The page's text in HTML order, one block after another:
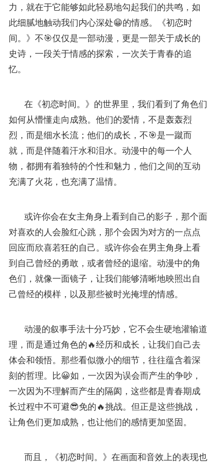
力，就在于它能够如此轻易地勾起我们的共鸣，如
此细腻地触动我们内心深处😁的情感。《初恋时
间。》不🎯仅仅是一部动漫，更是一部关于成长的
史诗，一段关于情感的探索，一次关于青春的追
忆。
在《初恋时间。》的世界里，我们看到了角色们
如何从懵懂走向成熟。他们的爱情，不是轰轰烈
烈，而是细水长流；他们的成长，不🎯是一蹴而
就，而是伴随着汗水和泪水。动漫中的每一个人
物，都拥有着独特的个性和魅力，他们之间的互动
充满了火花，也充满了温情。
或许你会在女主角身上看到自己的影子，那个面
对喜欢的人会脸红心跳，那个会因为对方的一点点
回应而欣喜若狂的自己。或许你会在男主角身上看
到自己曾经的勇敢，或者曾经的退缩。动漫中的角
色们，就像一面镜子，让我们能够清晰地映照出自
己曾经的模样，以及那些被时光掩埋的情感。
动漫的叙事手法十分巧妙，它不会生硬地灌输道
理，而是通过角色的🔥经历和成长，让我们自己去
体会和领悟。那些看似微小的细节，往往蕴含着深
刻的哲理。比😀如，一次因为误会而产生的争吵，
一次因为不理解而产生的隔阂，这些都是青春期成
长过程中不可避😎免的🔥挑战。但正是这些挑战，
让角色们更加成熟，也让他们的感情更加坚固。
而且，《初恋时间。》在画面和音效上的表现也